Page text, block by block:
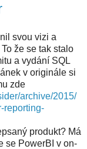
svou vizi a
že se tak stalo
a vydání SQL
v originále si
zde
archive/2015/
reporting-
produkt? Má
se PowerBI v on-